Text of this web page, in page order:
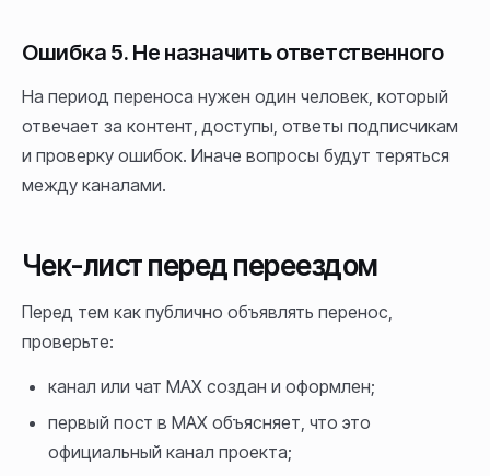
Ошибка 5. Не назначить ответственного
На период переноса нужен один человек, который
отвечает за контент, доступы, ответы подписчикам
и проверку ошибок. Иначе вопросы будут теряться
между каналами.
Чек-лист перед переездом
Перед тем как публично объявлять перенос,
проверьте:
канал или чат MAX создан и оформлен;
первый пост в MAX объясняет, что это
официальный канал проекта;